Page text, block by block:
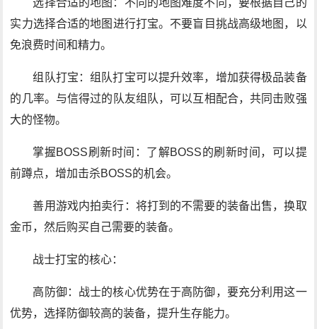
选择合适的地图：不同的地图难度不同，要根据自己的
实力选择合适的地图进行打宝。不要盲目挑战高级地图，以
免浪费时间和精力。
组队打宝：组队打宝可以提升效率，增加获得极品装备
的几率。与信得过的队友组队，可以互相配合，共同击败强
大的怪物。
掌握BOSS刷新时间：了解BOSS的刷新时间，可以提
前蹲点，增加击杀BOSS的机会。
善用游戏内拍卖行：将打到的不需要的装备出售，换取
金币，然后购买自己需要的装备。
战士打宝的核心：
高防御：战士的核心优势在于高防御，要充分利用这一
优势，选择防御较高的装备，提升生存能力。